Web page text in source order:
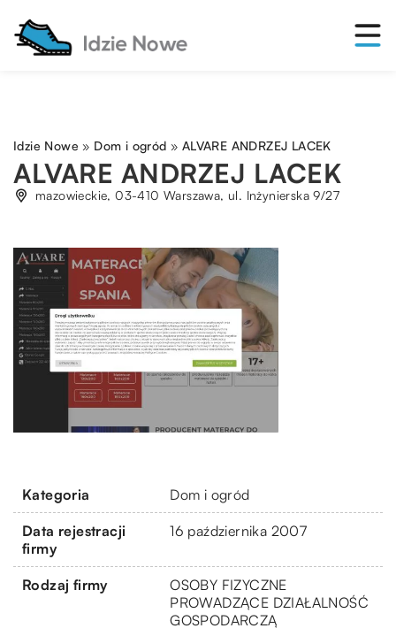
Idzie Nowe » Dom i ogród » ALVARE ANDRZEJ LACEK
ALVARE ANDRZEJ LACEK
mazowieckie, 03-410 Warszawa, ul. Inżynierska 9/27
Kategoria Dom i ogród
Data rejestracji
firmy
16 października 2007
Rodzaj firmy
OSOBY FIZYCZNE
PROWADZĄCE DZIAŁALNOŚĆ
GOSPODARCZĄ